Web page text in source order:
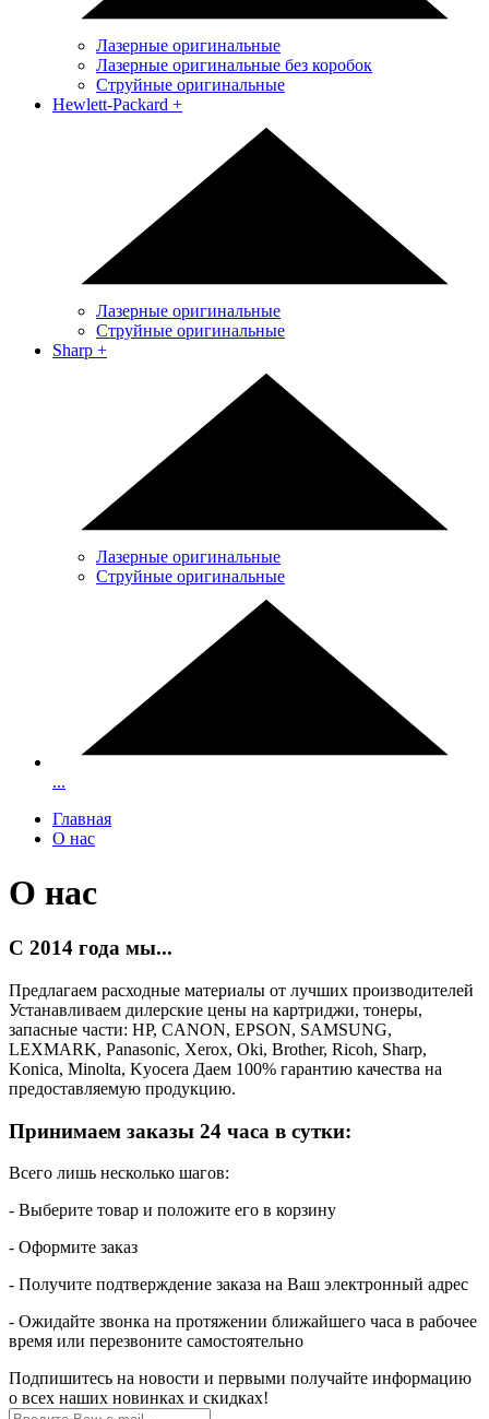
Лазерные оригинальные
Лазерные оригинальные без коробок
Струйные оригинальные
Hewlett-Packard +
Лазерные оригинальные
Струйные оригинальные
Sharp +
Лазерные оригинальные
Струйные оригинальные
...
Главная
О нас
О нас
C 2014 года мы...
Предлагаем расходные материалы от лучших производителей
Устанавливаем дилерские цены на картриджи, тонеры,
запасные части: HP, CANON, EPSON, SAMSUNG,
LEXMARK, Panasonic, Xerox, Oki, Brother, Ricoh, Sharp,
Konica, Minolta, Kyocera Даем 100% гарантию качества на
предоставляемую продукцию.
Принимаем заказы 24 часа в сутки:
Всего лишь несколько шагов:
- Выберите товар и положите его в корзину
- Оформите заказ
- Получите подтверждение заказа на Ваш электронный адрес
- Ожидайте звонка на протяжении ближайшего часа в рабочее
время или перезвоните самостоятельно
Подпишитесь на новости и первыми получайте информацию
о всех наших новинках и скидках!